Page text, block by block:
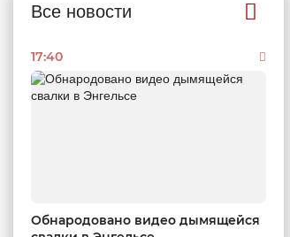
Все новости
17:40
Обнародовано видео дымящейся